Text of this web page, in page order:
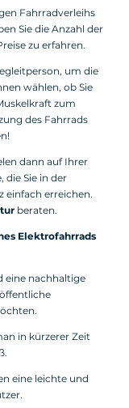
Fahrradverleihs
Sie die Anzahl der
zu erfahren.
um die
wählen, ob Sie
zum
des Fahrrads
dann auf Ihrer
die Sie in der
einfach erreichen.
beraten.
Elektrofahrrads
eine nachhaltige
in kürzerer Zeit
eine leichte und